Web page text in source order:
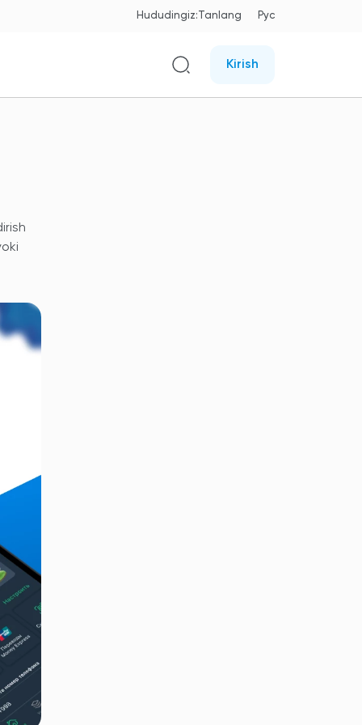
Hududingiz:Tanlang Рус
Kirish